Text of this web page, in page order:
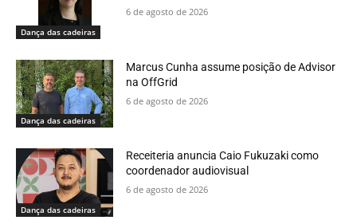
Dança das cadeiras
6 de agosto de 2026
Dança das cadeiras
Marcus Cunha assume posição de Advisor
na OffGrid
6 de agosto de 2026
Dança das cadeiras
Receiteria anuncia Caio Fukuzaki como
coordenador audiovisual
6 de agosto de 2026